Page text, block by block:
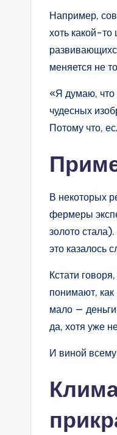
Например,
хоть какой-
меняется не
«Я думаю, что
чудесных
Потому что,
В некоторых
фермеры
золото
это казалось
Кстати
понимают,
мало —
да, хотя уже
И виной